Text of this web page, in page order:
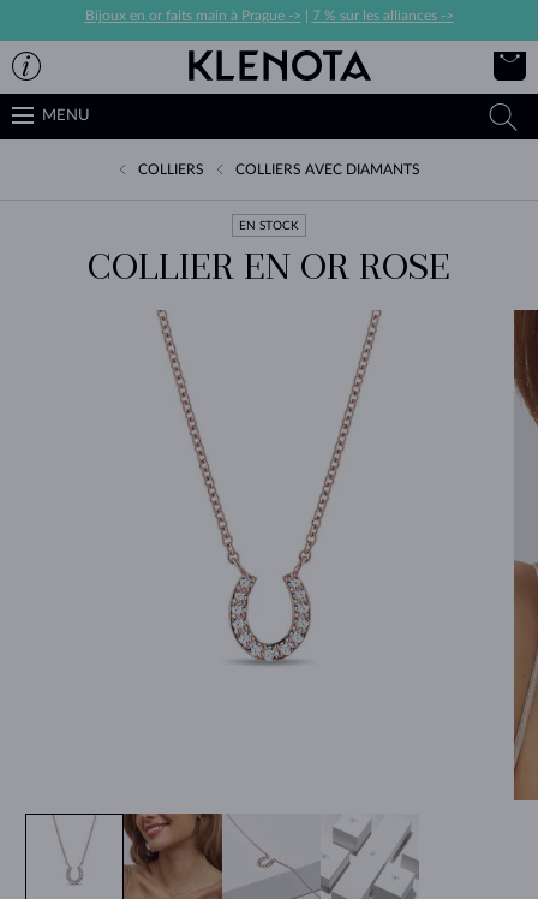
Bijoux en or faits main à Prague -> 7 % sur les alliances ->
MENU
COLLIERS COLLIERS AVEC DIAMANTS
EN STOCK
COLLIER EN OR ROSE